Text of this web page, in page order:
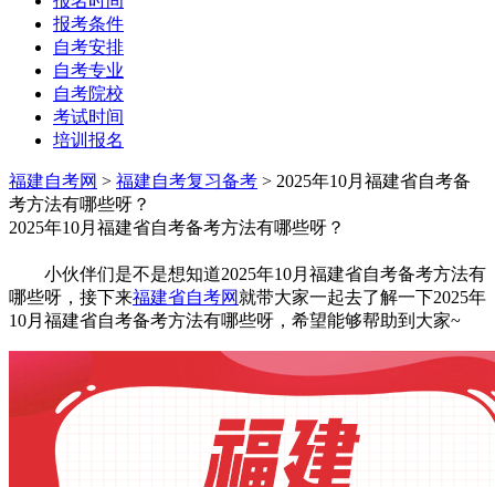
报考条件
自考安排
自考专业
自考院校
考试时间
培训报名
福建自考网 > 福建自考复习备考 > 2025年10月福建省自考备
考方法有哪些呀？
2025年10月福建省自考备考方法有哪些呀？
小伙伴们是不是想知道2025年10月福建省自考备考方法有
哪些呀，接下来福建省自考网 就带大家一起去了解一下2025年
10月福建省自考备考方法有哪些呀，希望能够帮助到大家~